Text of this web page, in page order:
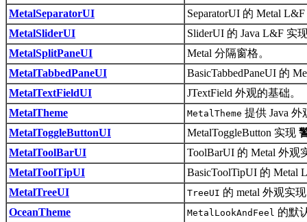
MetalSeparatorUI
SeparatorUI 的 Metal
MetalSliderUI
SliderUI 的 Java L&F 实
MetalSplitPaneUI
Metal 分隔窗格。
MetalTabbedPaneUI
BasicTabbedPaneUI 的
MetalTextFieldUI
JTextField 外观的基础。
MetalTheme
MetalTheme 提供 Java
MetalToggleButtonUI
MetalToggleButton 实现
MetalToolBarUI
ToolBarUI 的 Metal 外观
MetalToolTipUI
BasicToolTipUI 的 Metal
MetalTreeUI
TreeUI 的 metal 外观实
OceanTheme
MetalLookAndFeel 的默